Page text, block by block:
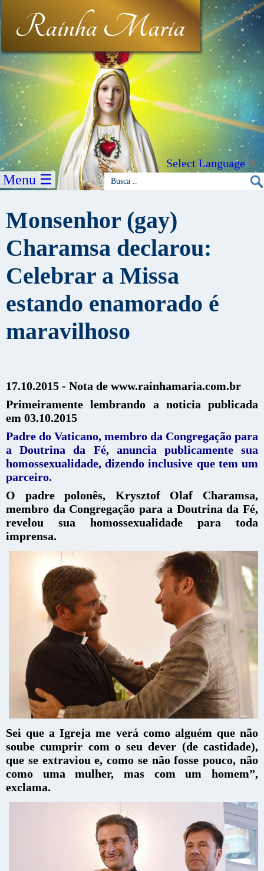
Rainha Maria
Select Language▼
Menu ☰
Monsenhor (gay)
Charamsa declarou:
Celebrar a Missa
estando enamorado é
maravilhoso
17.10.2015 - Nota de www.rainhamaria.com.br
Primeiramente lembrando a noticia publicada
em 03.10.2015
Padre do Vaticano, membro da Congregação para
a Doutrina da Fé, anuncia publicamente sua
homossexualidade, dizendo inclusive que tem um
parceiro.
O padre polonês, Krysztof Olaf Charamsa,
membro da Congregação para a Doutrina da Fé,
revelou sua homossexualidade para toda
imprensa.
Sei que a Igreja me verá como alguém que não
soube cumprir com o seu dever (de castidade),
que se extraviou e, como se não fosse pouco, não
como uma mulher, mas com um homem”,
exclama.